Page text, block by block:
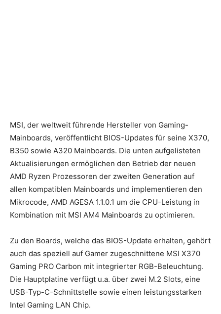
MSI, der weltweit führende Hersteller von Gaming-
Mainboards, veröffentlicht BIOS-Updates für seine X370,
B350 sowie A320 Mainboards. Die unten aufgelisteten
Aktualisierungen ermöglichen den Betrieb der neuen
AMD Ryzen Prozessoren der zweiten Generation auf
allen kompatiblen Mainboards und implementieren den
Mikrocode, AMD AGESA 1.1.0.1 um die CPU-Leistung in
Kombination mit MSI AM4 Mainboards zu optimieren.
Zu den Boards, welche das BIOS-Update erhalten, gehört
auch das speziell auf Gamer zugeschnittene MSI X370
Gaming PRO Carbon mit integrierter RGB-Beleuchtung.
Die Hauptplatine verfügt u.a. über zwei M.2 Slots, eine
USB-Typ-C-Schnittstelle sowie einen leistungsstarken
Intel Gaming LAN Chip.